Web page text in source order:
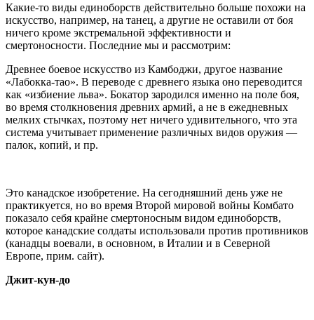
Какие-то виды единоборств действительно больше похожи на
искусство, например, на танец, а другие не оставили от боя
ничего кроме экстремальной эффективности и
смертоносности. Последние мы и рассмотрим:
Древнее боевое искусство из Камбоджи, другое название
«Лабокка-тао». В переводе с древнего языка оно переводится
как «избиение льва». Бокатор зародился именно на поле боя,
во время столкновения древних армий, а не в ежедневных
мелких стычках, поэтому нет ничего удивительного, что эта
система учитывает применение различных видов оружия —
палок, копий, и пр.
Это канадское изобретение. На сегодняшний день уже не
практикуется, но во время Второй мировой войны Комбато
показало себя крайне смертоносным видом единоборств,
которое канадские солдаты использовали против противников
(канадцы воевали, в основном, в Италии и в Северной
Европе, прим. сайт).
Джит-кун-до